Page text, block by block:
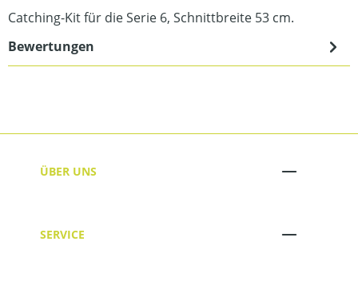
Catching-Kit für die Serie 6, Schnittbreite 53 cm.
Bewertungen
ÜBER UNS
SERVICE